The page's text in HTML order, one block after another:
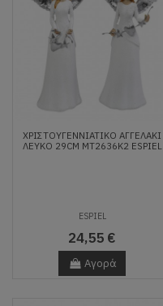
ΧΡΙΣΤΟΥΓΕΝΝΙΆΤΙΚΟ ΑΓΓΕΛΆΚΙ
ΛΕΥΚΌ 29CM MT2636K2 ESPIEL
ESPIEL
24,55 €
Αγορά